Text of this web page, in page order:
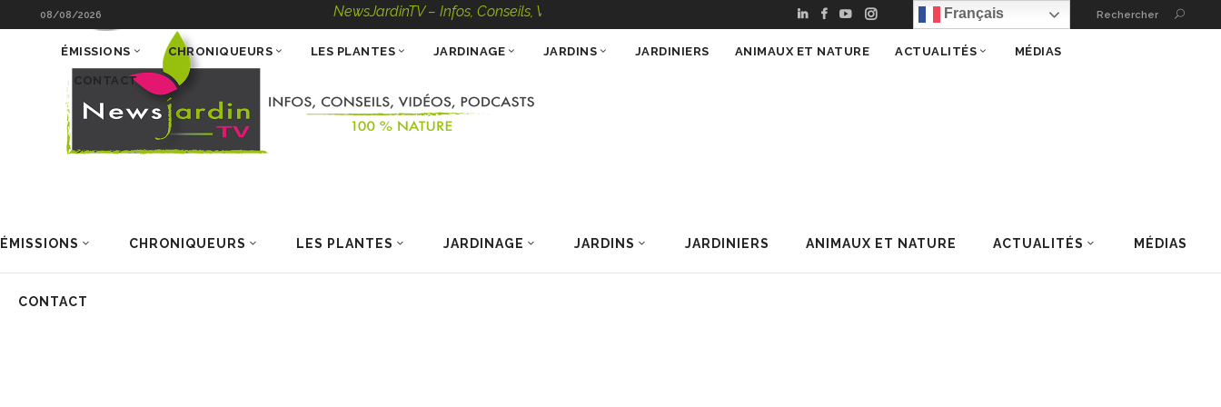
08/08/2026 NewsJardinTV – Infos, Conseils, Vidéos, Podcasts – 100 % Nature Français Rechercher
ÉMISSIONS CHRONIQUEURS LES PLANTES JARDINAGE JARDINS JARDINIERS ANIMAUX ET NATURE ACTUALITÉS MÉDIAS
CONTACT
ÉMISSIONS CHRONIQUEURS LES PLANTES JARDINAGE JARDINS JARDINIERS ANIMAUX ET NATURE ACTUALITÉS MÉDIAS
CONTACT